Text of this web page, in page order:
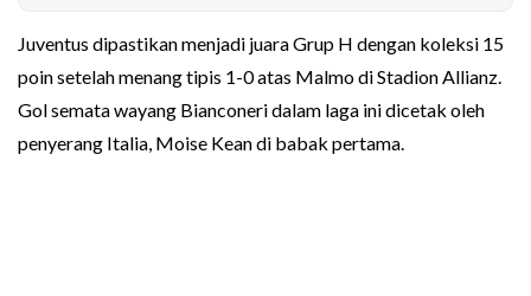
Juventus dipastikan menjadi juara Grup H dengan koleksi 15
poin setelah menang tipis 1-0 atas Malmo di Stadion Allianz.
Gol semata wayang Bianconeri dalam laga ini dicetak oleh
penyerang Italia, Moise Kean di babak pertama.